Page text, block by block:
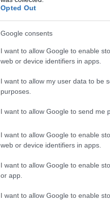
Opted Out
Google consents
I want to allow Google to enable
web or device identifiers in apps.
I want to allow my user data to be
purposes.
I want to allow Google to send me
I want to allow Google to enable
web or device identifiers in apps.
I want to allow Google to enable
or app.
I want to allow Google to enable